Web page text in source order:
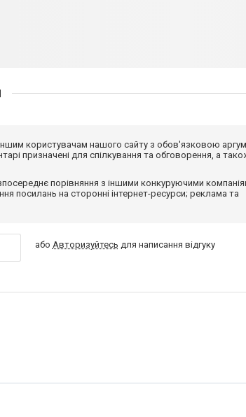
користувачам нашого сайту з обов'язковою
призначені для спілкування та обговорення, а
порівняння з іншими конкуруючими
посилань на сторонні інтернет-ресурси; реклама та
або Авторизуйтесь для написання відгуку